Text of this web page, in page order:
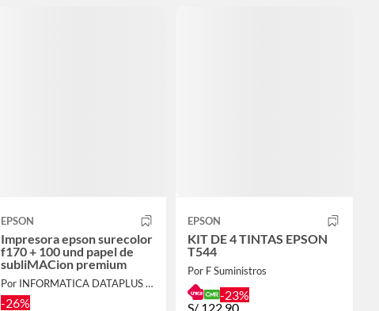
EPSON
Impresora epson surecolor
f170 + 100 und papel de
subliMACion premium
Por INFORMATICA DATAPLUS SAC
-26%
EPSON
KIT DE 4 TINTAS EPSON
T544
Por F Suministros
-23%
S/ 122.90